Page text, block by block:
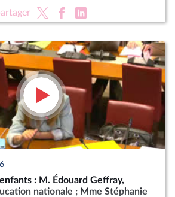
: M. Édouard Geffray,
nationale ; Mme Stéphanie